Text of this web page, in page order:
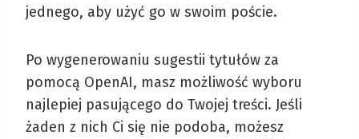
jednego, aby użyć go w swoim poście.
Po wygenerowaniu sugestii tytułów za
pomocą OpenAI, masz możliwość wyboru
najlepiej pasującego do Twojej treści. Jeśli
żaden z nich Ci się nie podoba, możesz